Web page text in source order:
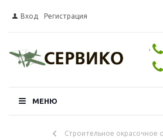
Вход Регистрация
,
МЕНЮ
Строительное окрасочное